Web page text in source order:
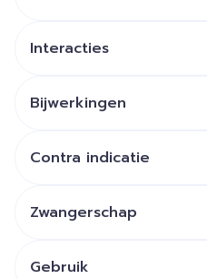
Interacties
Bijwerkingen
Contra indicatie
Zwangerschap
Gebruik